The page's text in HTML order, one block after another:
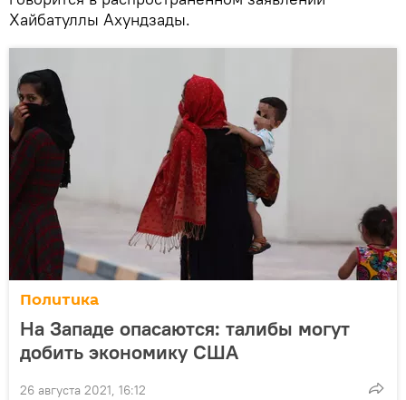
Хайбатуллы Ахундзады.
Политика
На Западе опасаются: талибы могут
добить экономику США
26 августа 2021, 16:12